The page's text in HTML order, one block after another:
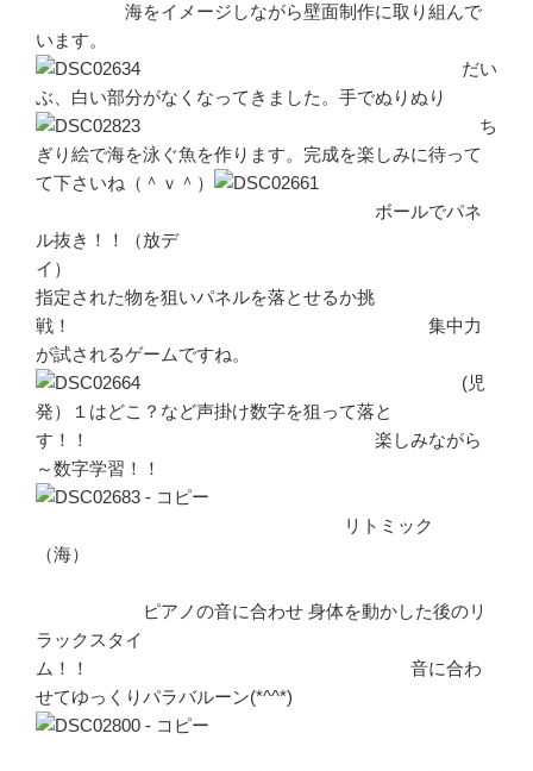
海をイメージしながら壁面制作に取り組んで
います。
だい
ぶ、白い部分がなくなってきました。手でぬりぬり
ち
ぎり絵で海を泳ぐ魚を作ります。完成を楽しみに待って
て下さいね（＾ｖ＾）
ボールでパネ
ル抜き！！（放デ
イ）
指定された物を狙いパネルを落とせるか挑
戦！ 集中力
が試されるゲームですね。
(児
発）１はどこ？など声掛け数字を狙って落と
す！！ 楽しみながら
～数字学習！！
リトミック
（海）
ピアノの音に合わせ 身体を動かした後のリ
ラックスタイ
ム！！ 音に合わ
せてゆっくりパラバルーン(*^^*)